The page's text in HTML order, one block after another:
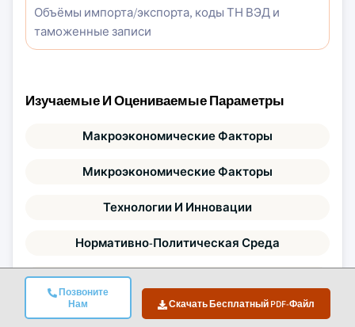
Позвоните
Нам
Скачать Бесплатный PDF-Файл
Объёмы импорта/экспорта, коды ТН ВЭД и
таможенные записи
Изучаемые И Оцениваемые Параметры
Макроэкономические Факторы
Микроэкономические Факторы
Технологии И Инновации
Нормативно-Политическая Среда
Анализ Цепочки Стоимости